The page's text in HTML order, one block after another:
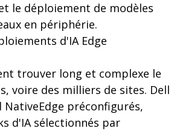
le déploiement de modèles
en périphérie.
d'IA Edge
trouver long et complexe le
voire des milliers de sites. Dell
préconfigurés,
d'IA sélectionnés par